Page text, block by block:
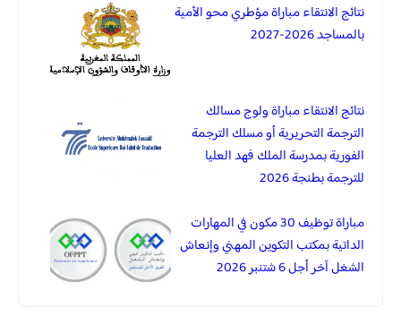
نتائج الانتقاء مباراة مؤطري محو الأمية
بالمساجد 2026-2027
نتائج الانتقاء مباراة ولوج مسالك
الترجمة التحريرية أو مسلك الترجمة
الفورية بمدرسة الملك فهد العليا
للترجمة بطنجة 2026
مباراة توظيف 30 مكون في المهارات
الداتية بمكتب التكوين المهني وإنعاش
الشغل آخر أجل 6 شتنبر 2026